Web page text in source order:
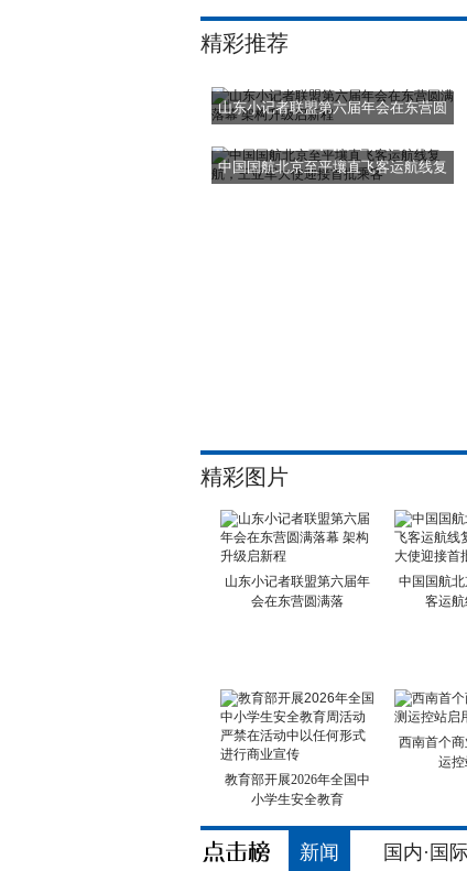
精彩推荐
山东小记者联盟第六届年会在东营圆
中国国航北京至平壤直飞客运航线复
精彩图片
山东小记者联盟第六届年
会在东营圆满落
中国国航
客运航
教育部开展2026年全国中
小学生安全教育
西南首个
运控
新闻 国内·国